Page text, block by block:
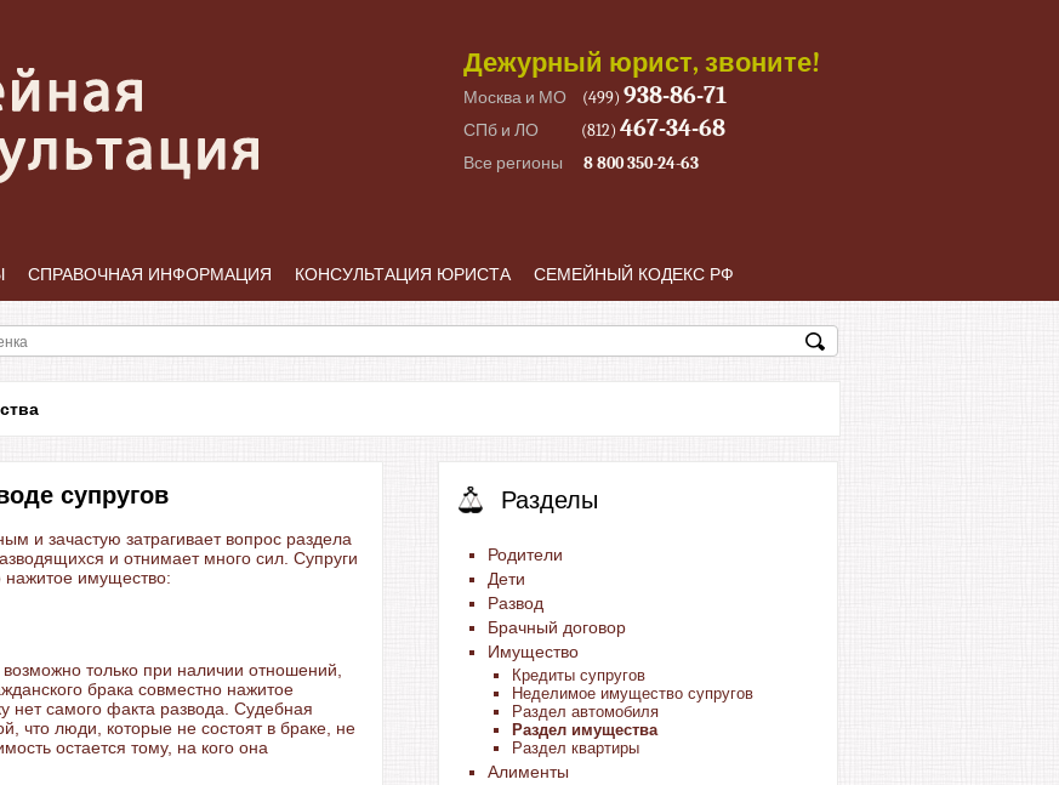
Дежурный юрист, звоните!
Москва и МО (499) 938-86-71
СПб и ЛО (812) 467-34-68
Все регионы 8 800 350-24-63
СПРАВОЧНАЯ ИНФОРМАЦИЯ КОНСУЛЬТАЦИЯ ЮРИСТА СЕМЕЙНЫЙ КОДЕКС РФ
супругов
и зачастую затрагивает вопрос раздела
и отнимает много сил. Супруги
нажитое имущество:
только при наличии отношений,
брака совместно нажитое
нет самого факта развода. Судебная
что люди, которые не состоят в браке, не
остается тому, на кого она
Разделы
Родители
Дети
Развод
Брачный договор
Имущество
Кредиты супругов
Неделимое имущество супругов
Раздел автомобиля
Раздел имущества
Раздел квартиры
Алименты